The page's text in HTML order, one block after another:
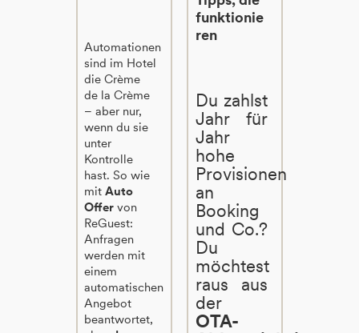
Automationen
sind im Hotel
die Crème
de la Crème
– aber nur,
wenn du sie
unter
Kontrolle
hast. So wie
mitAuto
Offer von
ReGuest:
Anfragen
werden mit
einem
automatischen
Angebot
beantwortet,
funktionie
ren
Du zahlst
Jahr für
Jahr
hohe
Provisionen
an
Booking
und Co.?
Du
möchtest
raus aus
der
OTA-